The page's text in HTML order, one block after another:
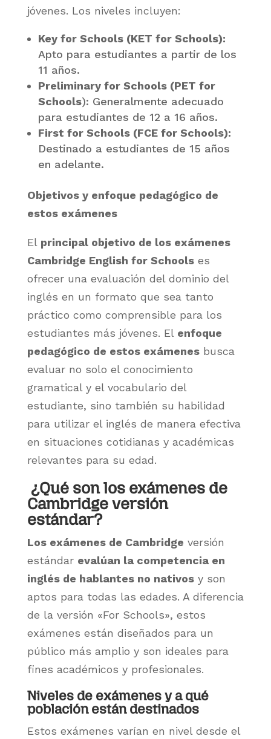
jóvenes. Los niveles incluyen:
Key for Schools (KET for Schools):
Apto para estudiantes a partir de los
11 años.
Preliminary for Schools (PET for
Schools): Generalmente adecuado
para estudiantes de 12 a 16 años.
First for Schools (FCE for Schools):
Destinado a estudiantes de 15 años
en adelante.
Objetivos y enfoque pedagógico de
estos exámenes
El principal objetivo de los exámenes
Cambridge English for Schoolses
ofrecer una evaluación del dominio del
inglés en un formato que sea tanto
práctico como comprensible para los
estudiantes más jóvenes. El enfoque
pedagógico de estos exámenesbusca
evaluar no solo el conocimiento
gramatical y el vocabulario del
estudiante, sino también su habilidad
para utilizar el inglés de manera efectiva
en situaciones cotidianas y académicas
relevantes para su edad.
¿Qué son los exámenes de
Cambridge versión
estándar?
Los exámenes de Cambridge versión
estándar evalúan la competencia en
inglés de hablantes no nativosy son
aptos para todas las edades. A diferencia
de la versión «For Schools», estos
exámenes están diseñados para un
público más amplio y son ideales para
fines académicos y profesionales.
Niveles de exámenes y a qué
población están destinados
Estos exámenes varían en nivel desde el